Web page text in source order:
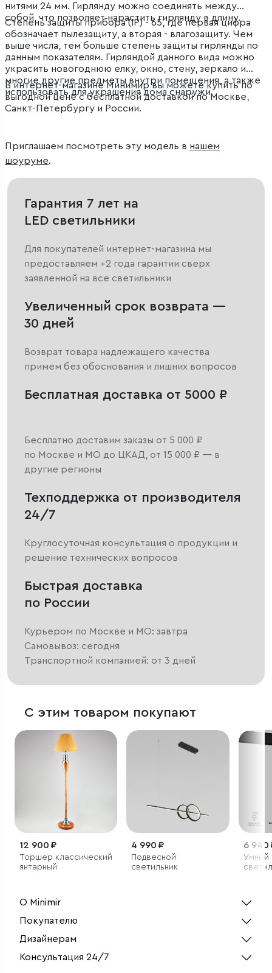
нитями 24 мм. Гирлянду можно соединять между
собой, что позволяет нарастить гирлянду в длину.
Степень защиты прибора (IP) - 65, где первая цифра
обозначает пылезащиту, а вторая - влагозащиту. Чем
выше числа, тем больше степень защиты гирлянды по
данным показателям. Гирляндой данного вида можно
украсить новогоднюю елку, окно, стену, зеркало и
многие другие предметы внутри помещения, а также
использовать для украшения дома снаружи.
В интернет-магазине Минимир вы можете купить по
выгодной цене с бесплатной доставкой по Москве,
Санкт-Петербургу и России.
Приглашаем посмотреть эту модель в нашем
шоуруме.
Гарантия 7 лет на
LED светильники
Для покупателей интернет-магазина мы
предоставляем +2 года гарантии сверх
заявленной на все светильники
Увеличенный срок возврата —
30 дней
Возврат товара надлежащего качества
примем без обоснования и лишних вопросов
Бесплатная доставка от 5000 ₽
Бесплатно доставим заказы от 5 000 ₽
по Москве и МО до ЦКАД, от 15 000 ₽ — в
другие регионы
Техподдержка от производителя
24/7
Круглосуточная консультация о продукции и
решение технических вопросов
Быстрая доставка
по России
Курьером по Москве и МО: завтра
Самовывоз: сегодня
Транспортной компанией: от 3 дней
С этим товаром покупают
12 900 ₽
Торшер классический
янтарный
4 990 ₽
Подвесной
светильник
6 940
Умный
О Minimir
Покупателю
Дизайнерам
Консультация 24/7